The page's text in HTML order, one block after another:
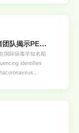
队揭示PEDV
国际病毒学知名期
identifies